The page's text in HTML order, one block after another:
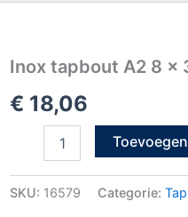
Inox tapbout A2 8 x
€ 18,06
Inox
A2
933
SKU: 16579 Categorie: